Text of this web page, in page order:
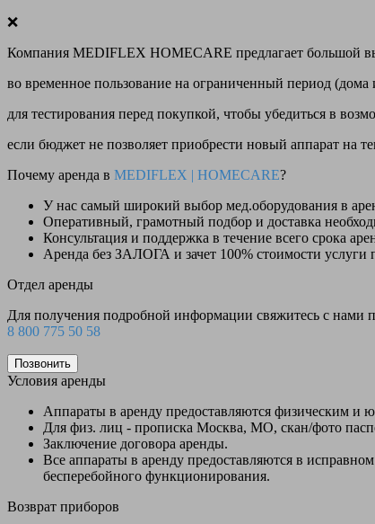
❌
Компания MEDIFLEX HOMECARE предлагает большой
во временное пользование на ограниченный период (дома
для тестирования перед покупкой, чтобы убедиться в
если бюджет не позволяет приобрести новый аппарат на
Почему аренда в MEDIFLEX | HOMECARE?
У нас самый широкий выбор мед.оборудования в
Оперативный, грамотный подбор и доставка
Консультация и поддержка в течение всего срока
Аренда без ЗАЛОГА и зачет 100% стоимости услуги
Отдел аренды
Для получения подробной информации свяжитесь с нами
8 800 775 50 58
Позвонить
Условия аренды
Аппараты в аренду предоставляются физическим и
Для физ. лиц - прописка Москва, МО, скан/фото
Заключение договора аренды.
Все аппараты в аренду предоставляются в
бесперебойного функционирования.
Возврат приборов